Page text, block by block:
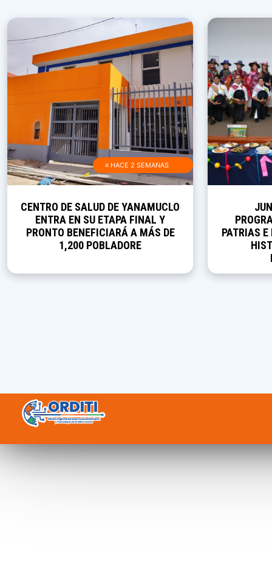
≡ HACE 2 SEMANAS
CENTRO DE SALUD DE YANAMUCLO
ENTRA EN SU ETAPA FINAL Y
PRONTO BENEFICIARÁ A MÁS DE
1,200 POBLADORE
PATRIAS